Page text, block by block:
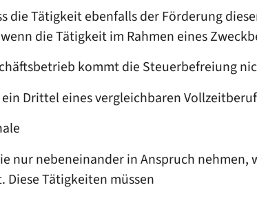
die Tätigkeit ebenfalls der Förderung
die Tätigkeit im Rahmen eines
kommt die Steuerbefreiung
Drittel eines vergleichbaren
nur nebeneinander in Anspruch nehmen,
Tätigkeiten müssen